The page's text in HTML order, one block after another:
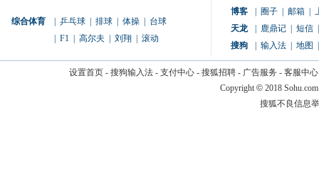
综合体育 乒乓球 排球 体操
台球
F1 高尔夫 刘翔 滚动
博客 圈子 邮箱
天龙
鹿鼎记 短信
搜狗
输入法 地图
设置首页- 搜狗输入法- 支付中心- 搜狐招聘- 广告服务 - 客服中心
Copyright © 2018
搜狐不良信息